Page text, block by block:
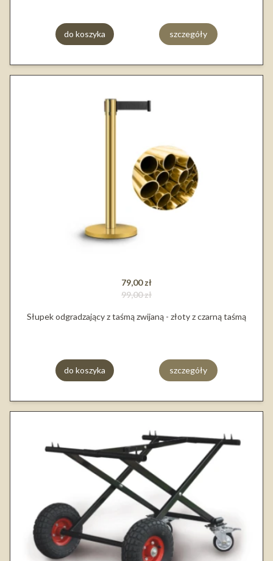
do koszyka szczegóły
79,00 zł
99,00 zł
Słupek odgradzający z taśmą zwijaną - złoty z czarną taśmą
do koszyka szczegóły